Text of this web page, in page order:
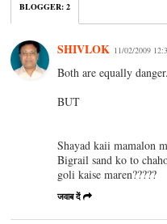
BLOGGER:2
SHIVLOK 11/02/2009
Both are equally danger.
BUT
Shayad kaii mamalon
Bigrail sand ko to
goli kaise maren?????
जवाब दें